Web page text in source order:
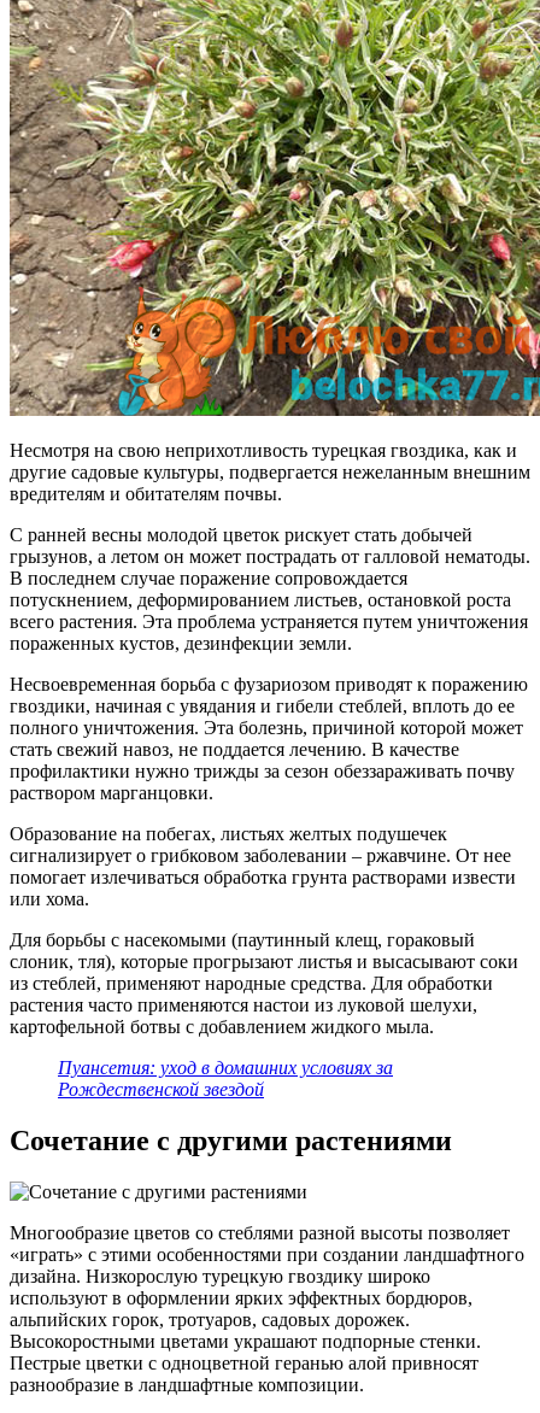
Несмотря на свою неприхотливость турецкая гвоздика, как и
другие садовые культуры, подвергается нежеланным внешним
вредителям и обитателям почвы.
С ранней весны молодой цветок рискует стать добычей
грызунов, а летом он может пострадать от галловой нематоды.
В последнем случае поражение сопровождается
потускнением, деформированием листьев, остановкой роста
всего растения. Эта проблема устраняется путем уничтожения
пораженных кустов, дезинфекции земли.
Несвоевременная борьба с фузариозом приводят к поражению
гвоздики, начиная с увядания и гибели стеблей, вплоть до ее
полного уничтожения. Эта болезнь, причиной которой может
стать свежий навоз, не поддается лечению. В качестве
профилактики нужно трижды за сезон обеззараживать почву
раствором марганцовки.
Образование на побегах, листьях желтых подушечек
сигнализирует о грибковом заболевании – ржавчине. От нее
помогает излечиваться обработка грунта растворами извести
или хома.
Для борьбы с насекомыми (паутинный клещ, гораковый
слоник, тля), которые прогрызают листья и высасывают соки
из стеблей, применяют народные средства. Для обработки
растения часто применяются настои из луковой шелухи,
картофельной ботвы с добавлением жидкого мыла.
Пуансетия: уход в домашних условиях за
Рождественской звездой
Сочетание с другими растениями
Многообразие цветов со стеблями разной высоты позволяет
«играть» с этими особенностями при создании ландшафтного
дизайна. Низкорослую турецкую гвоздику широко
используют в оформлении ярких эффектных бордюров,
альпийских горок, тротуаров, садовых дорожек.
Высокоростными цветами украшают подпорные стенки.
Пестрые цветки с одноцветной геранью алой привносят
разнообразие в ландшафтные композиции.